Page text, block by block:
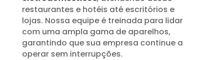
restaurantes e hotéis até escritórios e
lojas. Nossa equipe é treinada para lidar
com uma ampla gama de aparelhos,
garantindo que sua empresa continue a
operar sem interrupções.